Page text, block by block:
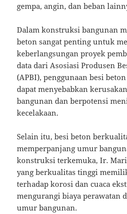
gempa, angin, dan beban
Dalam konstruksi bangunan
beton sangat penting untuk
keberlangsungan proyek
data dari Asosiasi Produsen
(APBI), penggunaan besi
dapat menyebabkan
bangunan dan berpotensi
kecelakaan.
Selain itu, besi beton
memperpanjang umur
konstruksi terkemuka, Ir.
yang berkualitas tinggi
terhadap korosi dan cuaca
mengurangi biaya perawatan
umur bangunan.